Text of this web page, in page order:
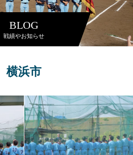
BLOG
戦績やお知らせ
横浜市